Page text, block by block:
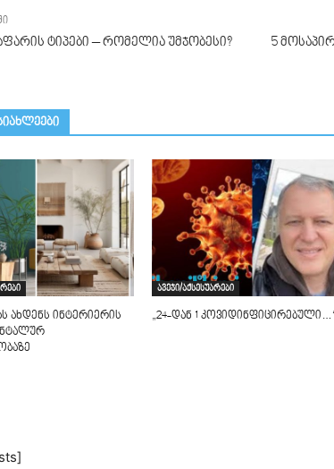
ტიპები – რომელია უმჯობესი?
5
ახდენს ინტერიერის
ავეჯი/აქსესუარები
„24-დან 1